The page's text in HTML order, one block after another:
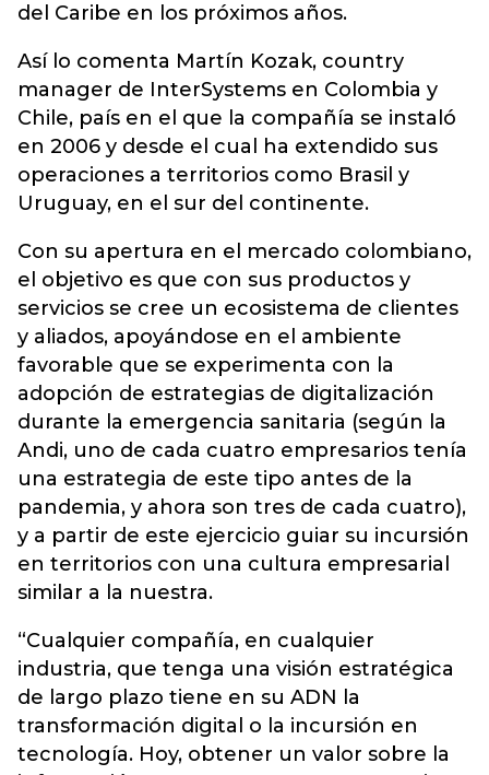
del Caribe en los próximos años.
Así lo comenta Martín Kozak, country
manager de InterSystems en Colombia y
Chile, país en el que la compañía se instaló
en 2006 y desde el cual ha extendido sus
operaciones a territorios como Brasil y
Uruguay, en el sur del continente.
Con su apertura en el mercado colombiano,
el objetivo es que con sus productos y
servicios se cree un ecosistema de clientes
y aliados, apoyándose en el ambiente
favorable que se experimenta con la
adopción de estrategias de digitalización
durante la emergencia sanitaria (según la
Andi, uno de cada cuatro empresarios tenía
una estrategia de este tipo antes de la
pandemia, y ahora son tres de cada cuatro),
y a partir de este ejercicio guiar su incursión
en territorios con una cultura empresarial
similar a la nuestra.
“Cualquier compañía, en cualquier
industria, que tenga una visión estratégica
de largo plazo tiene en su ADN la
transformación digital o la incursión en
tecnología. Hoy, obtener un valor sobre la